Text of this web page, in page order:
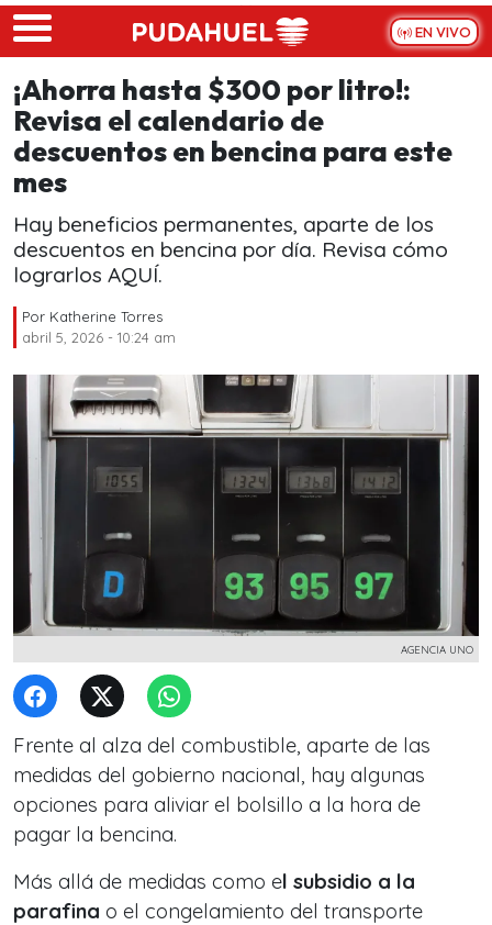
Skip to main content
EN VIVO
¡Ahorra hasta $300 por litro!:
Revisa el calendario de
descuentos en bencina para este
mes
Hay beneficios permanentes, aparte de los
descuentos en bencina por día. Revisa cómo
lograrlos AQUÍ.
Por Katherine Torres
abril 5, 2026 - 10:24 am
AGENCIA UNO
Frente al alza del combustible, aparte de las
medidas del gobierno nacional, hay algunas
opciones para aliviar el bolsillo a la hora de
pagar la bencina.
Más allá de medidas como el subsidio a la
parafina o el congelamiento del transporte